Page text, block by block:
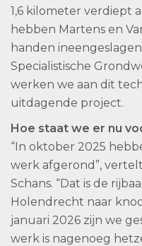
1,6 kilometer verdiept
hebben Martens en
handen
Specialistische
werken we aan dit
uitdagende project.
Hoe staat we er nu
“In oktober 2025
werk afgerond”,
Schans. “Dat is de
Holendrecht naar
januari 2026 zijn we
werk is nagenoeg